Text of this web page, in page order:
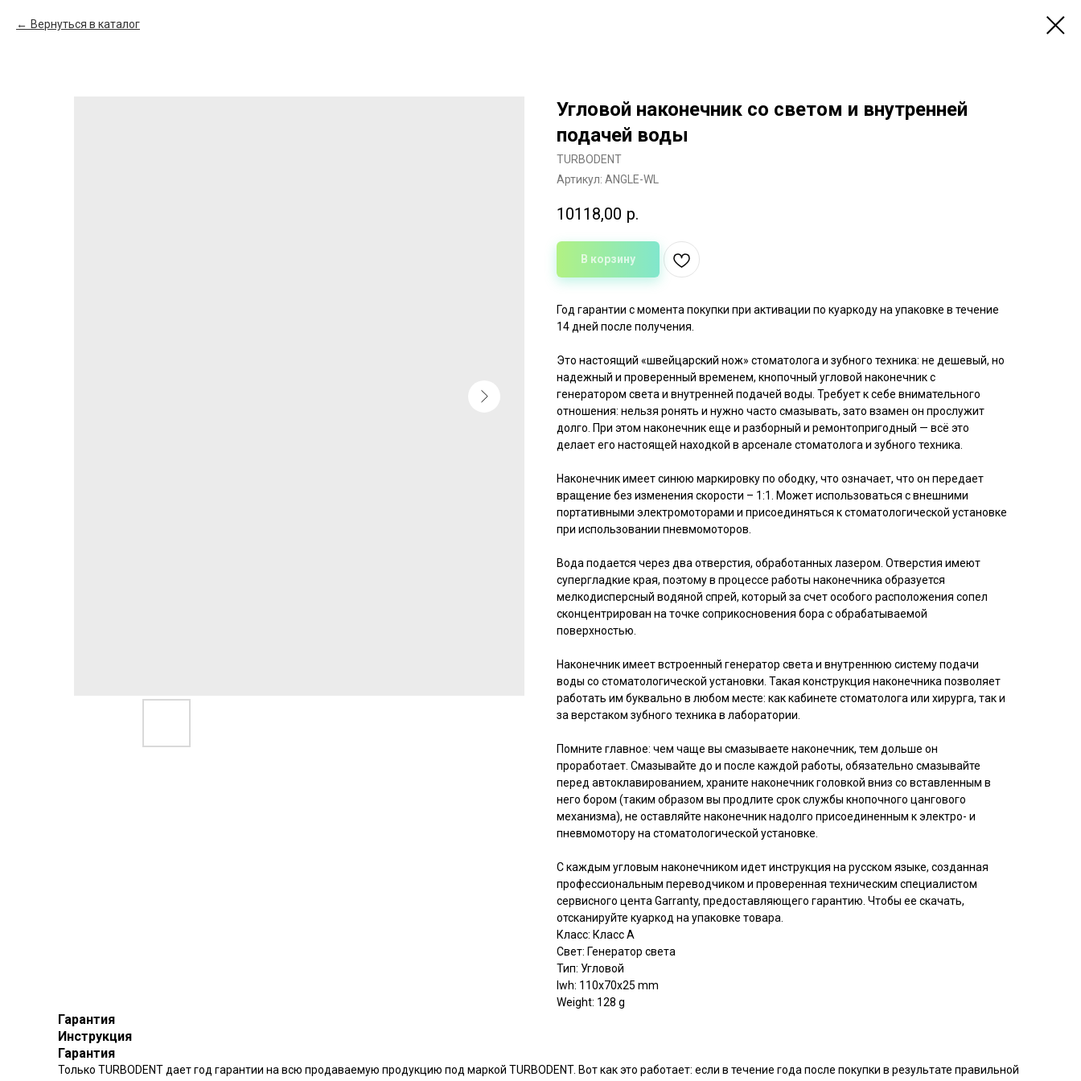
Вернуться в каталог
Угловой наконечник со светом и внутренней
подачей воды
TURBODENT
Артикул: ANGLE-WL
10118,00 р.
В корзину
Год гарантии с момента покупки при активации по куаркоду на упаковке в течение
14 дней после получения.
Это настоящий «швейцарский нож» стоматолога и зубного техника: не дешевый, но
надежный и проверенный временем, кнопочный угловой наконечник с
генератором света и внутренней подачей воды. Требует к себе внимательного
отношения: нельзя ронять и нужно часто смазывать, зато взамен он прослужит
долго. При этом наконечник еще и разборный и ремонтопригодный — всё это
делает его настоящей находкой в арсенале стоматолога и зубного техника.
Наконечник имеет синюю маркировку по ободку, что означает, что он передает
вращение без изменения скорости – 1:1. Может использоваться с внешними
портативными электромоторами и присоединяться к стоматологической установке
при использовании пневмомоторов.
Вода подается через два отверстия, обработанных лазером. Отверстия имеют
супергладкие края, поэтому в процессе работы наконечника образуется
мелкодисперсный водяной спрей, который за счет особого расположения сопел
сконцентрирован на точке соприкосновения бора с обрабатываемой
поверхностью.
Наконечник имеет встроенный генератор света и внутреннюю систему подачи
воды со стоматологической установки. Такая конструкция наконечника позволяет
работать им буквально в любом месте: как кабинете стоматолога или хирурга, так и
за верстаком зубного техника в лаборатории.
Помните главное: чем чаще вы смазываете наконечник, тем дольше он
проработает. Смазывайте до и после каждой работы, обязательно смазывайте
перед автоклавированием, храните наконечник головкой вниз со вставленным в
него бором (таким образом вы продлите срок службы кнопочного цангового
механизма), не оставляйте наконечник надолго присоединенным к электро- и
пневмомотору на стоматологической установке.
С каждым угловым наконечником идет инструкция на русском языке, созданная
профессиональным переводчиком и проверенная техническим специалистом
сервисного цента Garranty, предоставляющего гарантию. Чтобы ее скачать,
отсканируйте куаркод на упаковке товара.
Класс: Класс А
Свет: Генератор света
Тип: Угловой
lwh: 110x70x25 mm
Weight: 128 g
Гарантия
Инструкция
Гарантия
Только TURBODENT дает год гарантии на всю продаваемую продукцию под маркой TURBODENT. Вот как это работает: если в течение года после покупки в результате правильной